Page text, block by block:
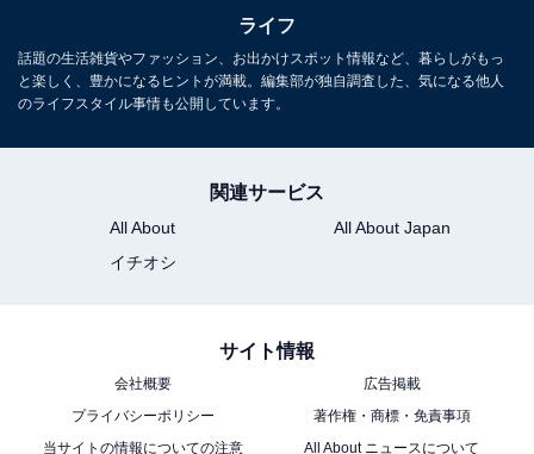
こちらもおすすめ
【脱・セルフブラック】「出社回帰」の波に飲
ライフ
話題の生活雑貨やファッション、お出かけスポット情報など、暮らしがもっ
と楽しく、豊かになるヒントが満載。編集部が独自調査した、気になる他人
のライフスタイル事情も公開しています。
関連サービス
All About
All About Japan
イチオシ
サイト情報
会社概要
広告掲載
プライバシーポリシー
著作権・商標・免責事項
当サイトの情報についての注意
All About ニュースについて